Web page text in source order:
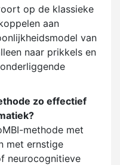
op de klassieke
aan
van
naar prikkels en
zo effectief
methode met
met ernstige
neurocognitieve